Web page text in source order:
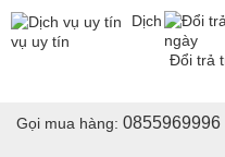
Dịch
vụ uy tín
Đổi trả
Gọi mua hàng: 0855969996